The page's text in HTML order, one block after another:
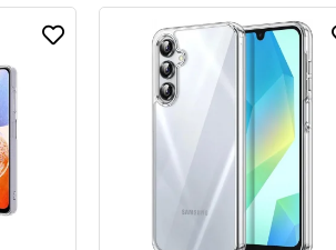
SLİM SİLİKON KILIF (ŞEFFAF)
Karşı Koruma
Takabilme İmkanı.
Rahatsızlık Vermez.